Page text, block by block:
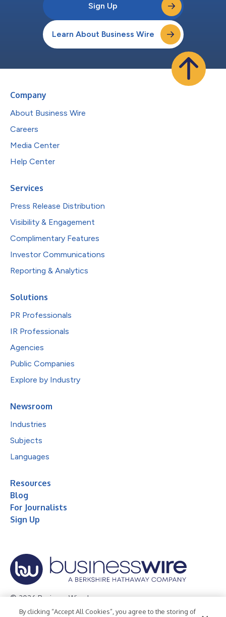
Sign Up
Learn About Business Wire
Company
About Business Wire
Careers
Media Center
Help Center
Services
Press Release Distribution
Visibility & Engagement
Complimentary Features
Investor Communications
Reporting & Analytics
Solutions
PR Professionals
IR Professionals
Agencies
Public Companies
Explore by Industry
Newsroom
Industries
Subjects
Languages
Resources
Blog
For Journalists
Sign Up
© 2026 Business Wire, Inc.
By clicking “Accept All Cookies”, you agree to the storing of